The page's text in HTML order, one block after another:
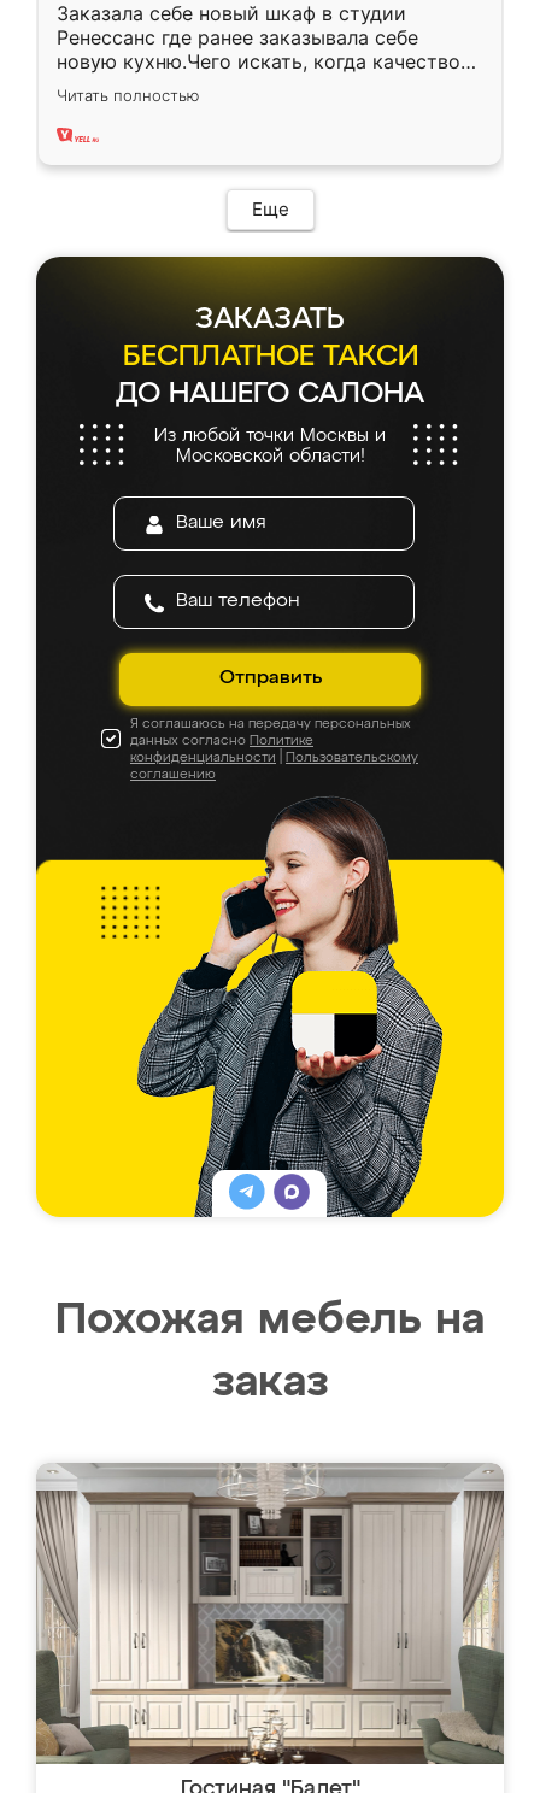
Заказала себе новый шкаф в студии
Ренессанс где ранее заказывала себе
новую кухню.Чего искать, когда качеством
вполне довольна. Служит кухня уже почти
два года, нареканий нет.
Читать полностью
Еще
ЗАКАЗАТЬ
БЕСПЛАТНОЕ ТАКСИ
ДО НАШЕГО САЛОНА
Из любой точки Москвы и
Московской области!
Отправить
Я соглашаюсь на передачу персональных
данных согласно Политике
конфиденциальности
Пользовательскому
соглашению
Похожая мебель на
заказ